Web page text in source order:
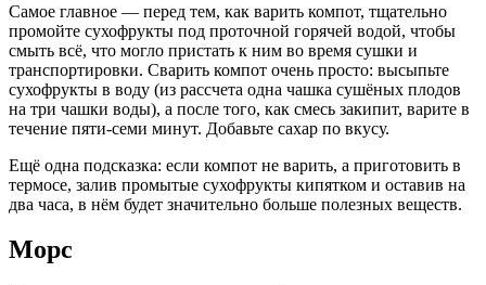
Самое главное — перед тем, как варить компот, тщательно
промойте сухофрукты под проточной горячей водой, чтобы
смыть всё, что могло пристать к ним во время сушки и
транспортировки. Сварить компот очень просто: высыпьте
сухофрукты в воду (из рассчета одна чашка сушёных плодов
на три чашки воды), а после того, как смесь закипит, варите в
течение пяти-семи минут. Добавьте сахар по вкусу.
Ещё одна подсказка: если компот не варить, а приготовить в
термосе, залив промытые сухофрукты кипятком и оставив на
два часа, в нём будет значительно больше полезных веществ.
Морс